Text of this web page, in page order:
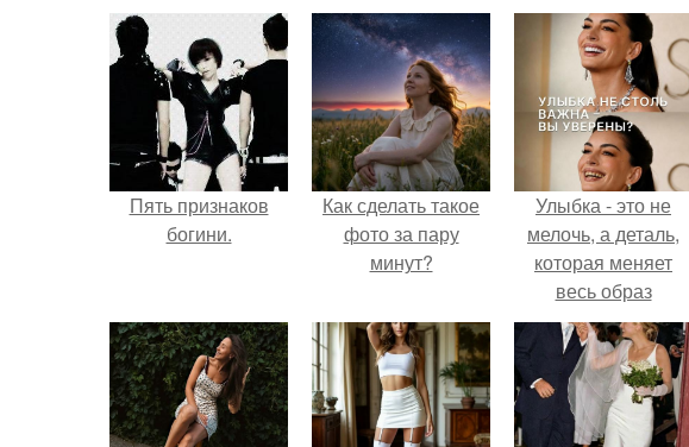
Пять признаков
богини.
Как сделать такое
фото за пару
минут?
Улыбка - это не
мелочь, а деталь,
которая меняет
весь образ
человека.